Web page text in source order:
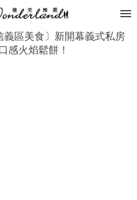
區美食〕新開幕義式私房
感火焰鬆餅！